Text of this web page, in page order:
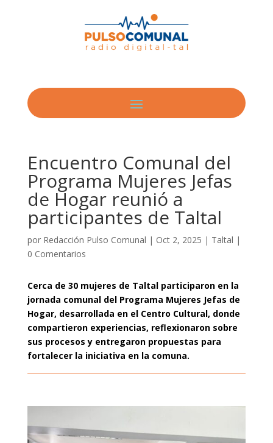
Encuentro Comunal del
Programa Mujeres Jefas
de Hogar reunió a
participantes de Taltal
por Redacción Pulso Comunal | Oct 2, 2025 | Taltal |
0 Comentarios
Cerca de 30 mujeres de Taltal participaron en la
jornada comunal del Programa Mujeres Jefas de
Hogar, desarrollada en el Centro Cultural, donde
compartieron experiencias, reflexionaron sobre
sus procesos y entregaron propuestas para
fortalecer la iniciativa en la comuna.